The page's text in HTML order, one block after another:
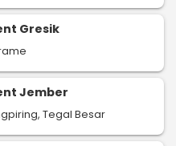
Gresik
Jember
Tegal Besar